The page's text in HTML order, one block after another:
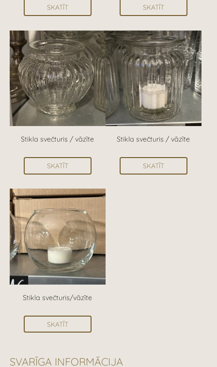
SVARĪGA INFORMĀCIJA
SKATĪT SKATĪT
Stikla svečturis / vāzīte
SKATĪT
Stikla svečturis / vāzīte
SKATĪT
Stikla svečturis/vāzīte
SKATĪT